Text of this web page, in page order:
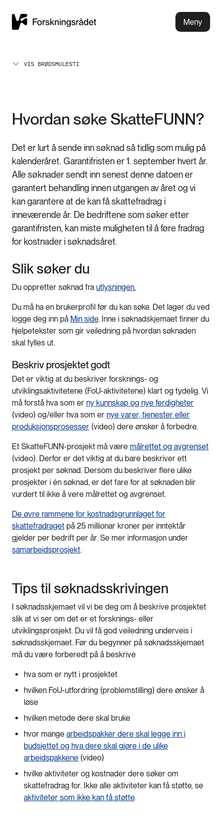
Meny
VIS BRØDSMULESTI
Hvordan søke SkatteFUNN?
Det er lurt å sende inn søknad så tidlig som mulig på
kalenderåret. Garantifristen er 1. september hvert år.
Alle søknader sendt inn senest denne datoen er
garantert behandling innen utgangen av året og vi
kan garantere at de kan få skattefradrag i
inneværende år. De bedriftene som søker etter
garantifristen, kan miste muligheten til å føre fradrag
for kostnader i søknadsåret.
Slik søker du
Du oppretter søknad fra utlysningen.
Du må ha en brukerprofil før du kan søke. Det lager du ved
logge deg inn på Min side. Inne i søknadskjemaet finner du
hjelpetekster som gir veiledning på hvordan søknaden
skal fylles ut.
Beskriv prosjektet godt
Det er viktig at du beskriver forsknings- og
utviklingsaktivitetene (FoU-aktivitetene) klart og tydelig. Vi
må forstå hva som er ny kunnskap og nye ferdigheter
(video) og/eller hva som er nye varer, tjenester eller
produksjonsprosesser (video) dere ønsker å forbedre.
Et SkatteFUNN-prosjekt må være målrettet og avgrenset
(video). Derfor er det viktig at du bare beskriver ett
prosjekt per søknad. Dersom du beskriver flere ulike
prosjekter i én søknad, er det fare for at søknaden blir
vurdert til ikke å vere målrettet og avgrenset.
De øvre rammene for kostnadsgrunnlaget for
skattefradraget på 25 millionar kroner per inntektår
gjelder per bedrift per år. Se mer informasjon under
samarbeidsprosjekt.
Tips til søknadsskrivingen
I søknadsskjemaet vil vi be deg om å beskrive prosjektet
slik at vi ser om det er et forsknings- eller
utviklingsprosjekt. Du vil få god veiledning underveis i
søknadsskjemaet. Før du begynner på søknadsskjemaet
må du være forberedt på å beskrive
hva som er nytt i prosjektet
hvilken FoU-utfordring (problemstilling) dere ønsker å
løse
hvilken metode dere skal bruke
hvor mange arbeidspakker dere skal legge inn i
budsjettet og hva dere skal gjøre i de ulike
arbeidspakkene (video)
hvilke aktiviteter og kostnader dere søker om
skattefradrag for. Ikke alle aktiviteter kan få støtte, se
aktiviteter som ikke kan få støtte.